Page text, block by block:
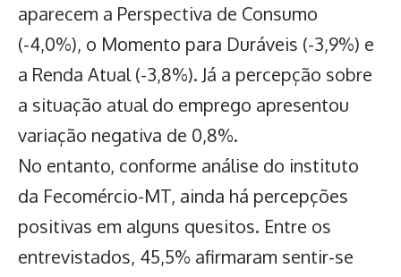
aparecem a Perspectiva de Consumo
(-4,0%), o Momento para Duráveis (-3,9%) e
a Renda Atual (-3,8%). Já a percepção sobre
a situação atual do emprego apresentou
variação negativa de 0,8%.
No entanto, conforme análise do instituto
da Fecomércio-MT, ainda há percepções
positivas em alguns quesitos. Entre os
entrevistados, 45,5% afirmaram sentir-se